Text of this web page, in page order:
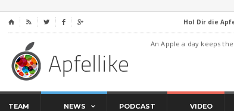
⌂     Hol Dir die
An Apple a day keeps
TEAM NEWS PODCAST VIDEO